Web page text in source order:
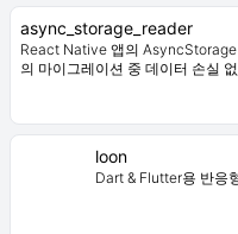
async_storage_reader
React Native 앱의
의 마이그레이션 중 데이터 손실
loon
Dart & Flutter용 반응